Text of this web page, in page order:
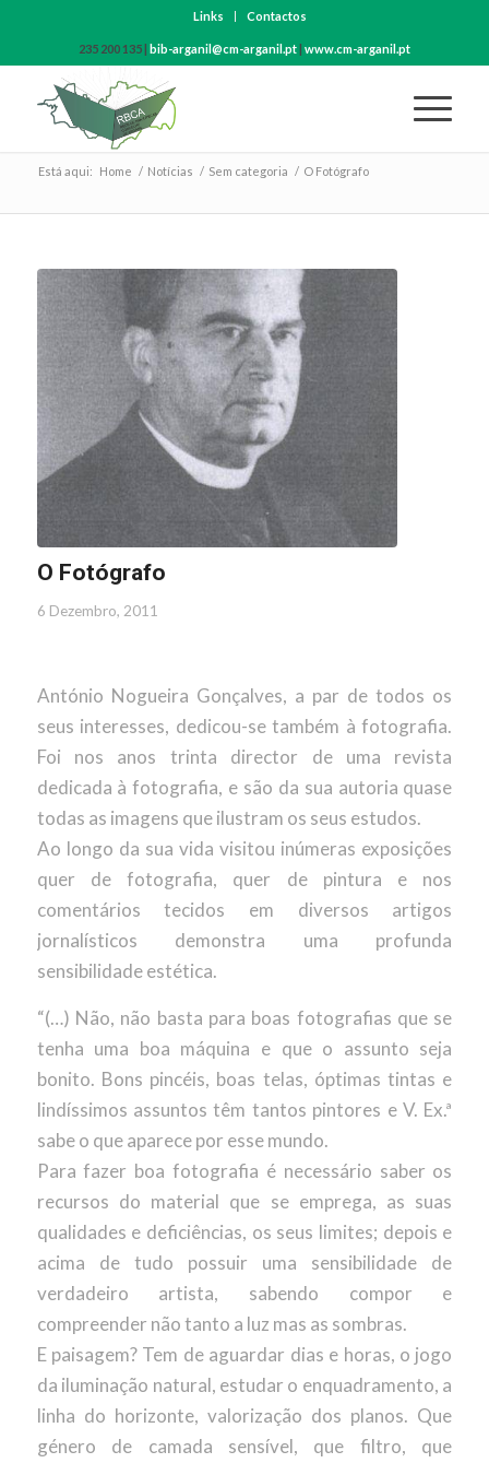
Links Contactos
235 200 135 | bib-arganil@cm-arganil.pt| www.cm-arganil.pt
Está aqui: Home / Notícias / Sem categoria / O Fotógrafo
O Fotógrafo
6 Dezembro, 2011
António Nogueira Gonçalves, a par de todos os
seus interesses, dedicou-se também à fotografia.
Foi nos anos trinta director de uma revista
dedicada à fotografia, e são da sua autoria quase
todas as imagens que ilustram os seus estudos.
Ao longo da sua vida visitou inúmeras exposições
quer de fotografia, quer de pintura e nos
comentários tecidos em diversos artigos
jornalísticos demonstra uma profunda
sensibilidade estética.
“(…) Não, não basta para boas fotografias que se
tenha uma boa máquina e que o assunto seja
bonito. Bons pincéis, boas telas, óptimas tintas e
lindíssimos assuntos têm tantos pintores e V. Ex.ª
sabe o que aparece por esse mundo.
Para fazer boa fotografia é necessário saber os
recursos do material que se emprega, as suas
qualidades e deficiências, os seus limites; depois e
acima de tudo possuir uma sensibilidade de
verdadeiro artista, sabendo compor e
compreender não tanto a luz mas as sombras.
E paisagem? Tem de aguardar dias e horas, o jogo
da iluminação natural, estudar o enquadramento, a
linha do horizonte, valorização dos planos. Que
género de camada sensível, que filtro, que